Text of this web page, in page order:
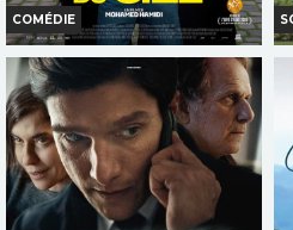
COMÉDIE
TOMBÉ DU CIEL
Horaires et Infos
Bande-annonce
Réservation